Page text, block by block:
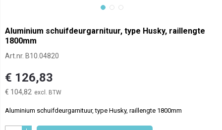
Aluminium schuifdeurgarnituur, type Husky, raillengte
1800mm
Art.nr. B10.04820
€ 126,83
€ 104,82
Aluminium schuifdeurgarnituur, type Husky, raillengte 1800mm